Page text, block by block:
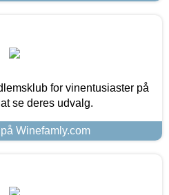
for vinentusiaster på
se deres udvalg.
Winefamly.com